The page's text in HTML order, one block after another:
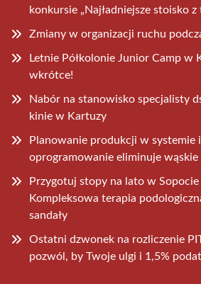
konkursie „Najładniejsze stoisko z
Zmiany w organizacji ruchu
Letnie Półkolonie Junior Camp w
wkrótce!
Nabór na stanowisko specjalisty
kinie w Kartuzy
Planowanie produkcji w systemie
oprogramowanie eliminuje wąskie
Przygotuj stopy na lato w Sopocie
Kompleksowa terapia
sandały
Ostatni dzwonek na rozliczenie
pozwól, by Twoje ulgi i 1,5%